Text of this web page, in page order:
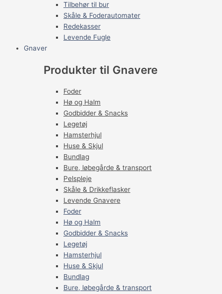
Tilbehør til bur
Skåle & Foderautomater
Redekasser
Levende Fugle
Gnaver
Produkter til Gnavere
Foder
Hø og Halm
Godbidder & Snacks
Legetøj
Hamsterhjul
Huse & Skjul
Bundlag
Bure, løbegårde & transport
Pelspleje
Skåle & Drikkeflasker
Levende Gnavere
Foder
Hø og Halm
Godbidder & Snacks
Legetøj
Hamsterhjul
Huse & Skjul
Bundlag
Bure, løbegårde & transport